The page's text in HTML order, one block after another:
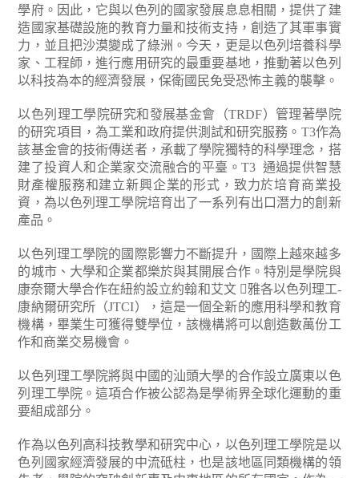
學府。因此，它與以色列的國家發展息息相關，提供了建
造國家基礎設施的教育力量和技術支持，創造了其軍事實
力，並且把沙漠變成了綠洲。今天，更是以色列培養科學
家、工程師，進行應用研究的最重要基地，推動著以色列
以科技為本的經濟發展，保衛國民免受恐怖主義的襲擊。
以色列理工學院研究和發展基金會（TRDF）管理著學院
的研究項目，為工業和政府提供測試和研究服務。T3作為
該基金會的技術傳送者，承載了學院獨特的科學理念，搭
建了投資人和企業家交流融合的平臺。T3 通過提供智慧
財產權服務和建立新興企業的形式，致力於培育商業投
資，為以色列理工學院培育出了一系列有出口潛力的創新
產品。
以色列理工學院的國際影響力不斷提升，國際上越來越多
的城市、大學和企業都樂於與其開展合作。特別是學院與
康奈爾大學合作在紐約設立約翰和艾文 雅各以色列理工-
康納爾研究所（JTCI），這是一個全新的應用科學和教育
機構，畢業生可獲得雙學位，該機構將可以創造數萬份工
作和商業交易機會。
以色列理工學院將與中國的汕頭大學的合作設立廣東以色
列理工學院。這項合作被公認為是學術界全球化運動的重
要組成部分。
作為以色列高科技教學和研究中心，以色列理工學院是以
色列國家經濟發展的中流砥柱，也是該地區同類機構的領